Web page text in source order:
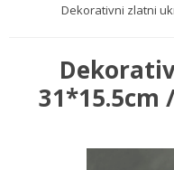
Dekorativni zlatni
31*15.5cm